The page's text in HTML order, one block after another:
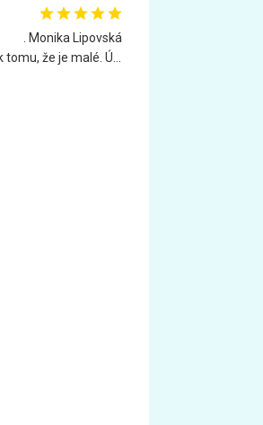
. Monika Lipovská